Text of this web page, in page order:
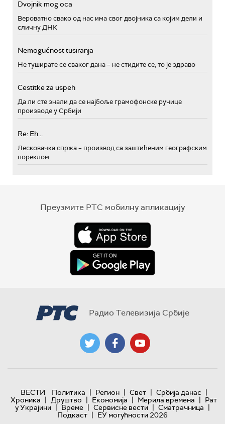
Dvojnik mog oca
Вероватно свако од нас има свог двојника са којим дели и
сличну ДНК
Nemogućnost tusiranja
Не туширате се сваког дана – не стидите се, то је здраво
Cestitke za uspeh
Да ли сте знали да се најбоље грамофонске ручице
производе у Србији
Re: Eh...
Лесковачка спржа – производ са заштићеним географским
пореклом
Преузмите РТС мобилну апликацију
Радио Телевизија Србије
ВЕСТИ Политика | Регион | Свет | Србија данас |
Хроника | Друштво | Економија | Мерила времена | Рат
у Украјини | Време | Сервисне вести | Сматрачница |
Подкаст | ЕУ могућности 2026